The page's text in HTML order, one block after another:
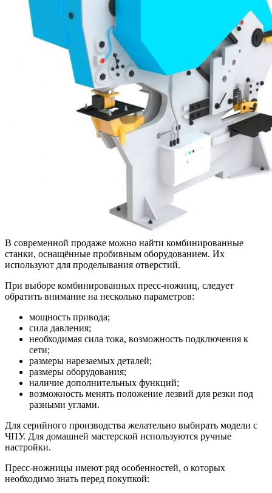
В современной продаже можно найти комбинированные
станки, оснащённые пробивным оборудованием. Их
используют для проделывания отверстий.
При выборе комбинированных пресс-ножниц, следует
обратить внимание на несколько параметров:
мощность привода;
сила давления;
необходимая сила тока, возможность подключения к
сети;
размеры нарезаемых деталей;
размеры оборудования;
наличие дополнительных функций;
возможность менять положение лезвий для резки под
разными углами.
Для серийного производства желательно выбирать модели с
ЧПУ. Для домашней мастерской используются ручные
настройки.
Пресс-ножницы имеют ряд особенностей, о которых
необходимо знать перед покупкой: